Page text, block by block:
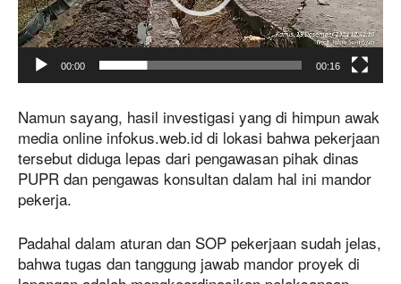
r
V
i
o
00:00 00:16
Namun sayang, hasil investigasi yang di himpun awak
media online infokus.web.id di lokasi bahwa pekerjaan
tersebut diduga lepas dari pengawasan pihak dinas
PUPR dan pengawas konsultan dalam hal ini mandor
pekerja.
Padahal dalam aturan dan SOP pekerjaan sudah jelas,
bahwa tugas dan tanggung jawab mandor proyek di